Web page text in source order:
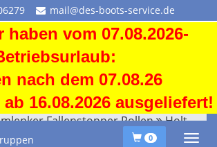
mail@des-boots-service.de
vom 07.08.2026-
nach dem 07.08.26
16.08.2026 ausgeliefert!
0
Fallenstopper Rollen Holt Blöcke